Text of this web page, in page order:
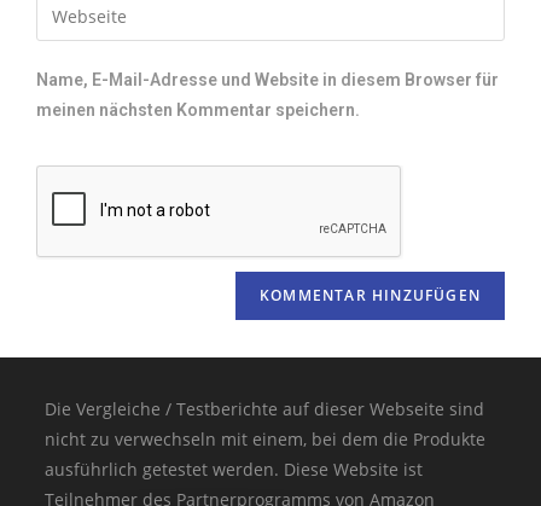
Name, E-Mail-Adresse und Website in diesem Browser für
meinen nächsten Kommentar speichern.
Die Vergleiche / Testberichte auf dieser Webseite sind
nicht zu verwechseln mit einem, bei dem die Produkte
ausführlich getestet werden. Diese Website ist
Teilnehmer des Partnerprogramms von Amazon